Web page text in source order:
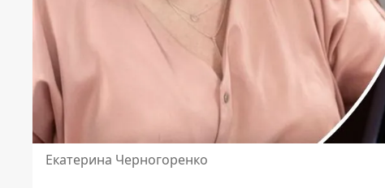
Екатерина Черногоренко